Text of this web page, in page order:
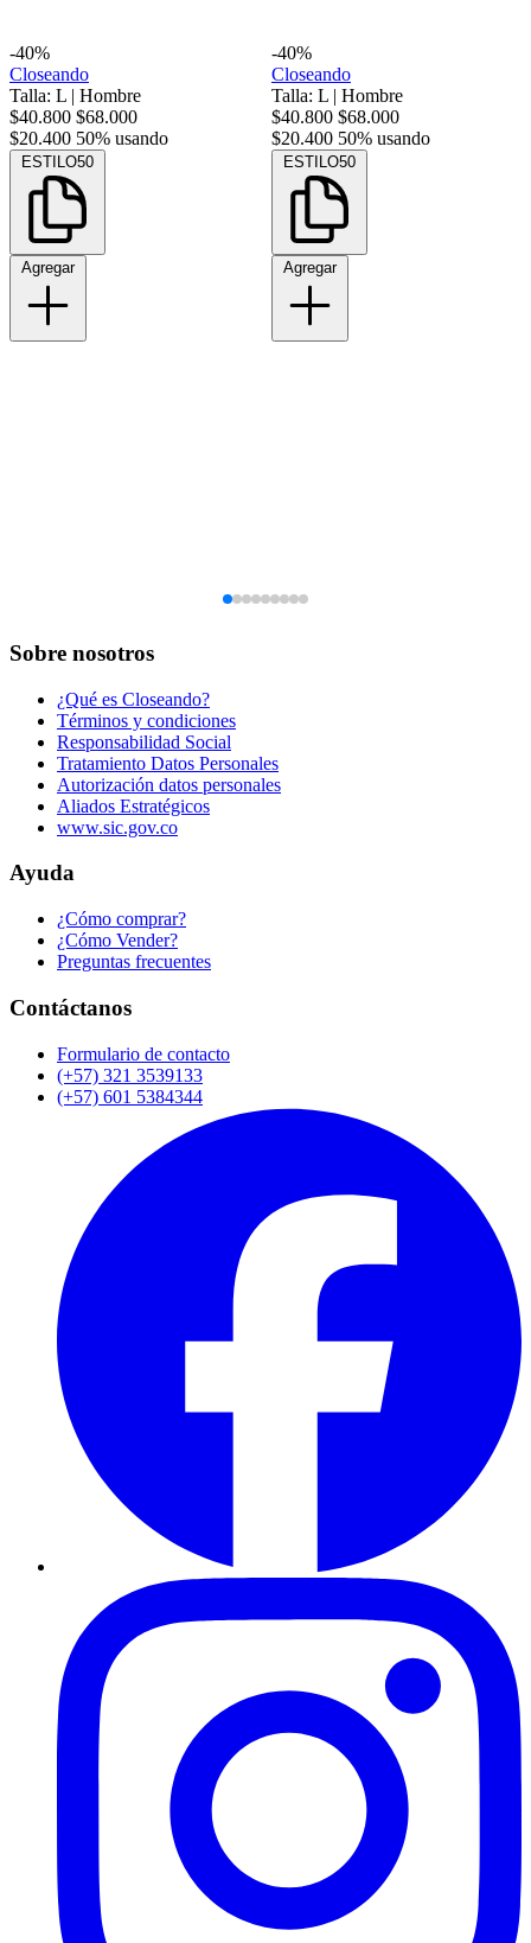
-40%
Closeando
Talla: L | Hombre
$40.800 $68.000
$20.400 50% usando
ESTILO50
Agregar
-40%
Closeando
Talla: L | Hombre
$40.800 $68.000
$20.400 50% usando
ESTILO50
Agregar
Sobre nosotros
¿Qué es Closeando?
Términos y condiciones
Responsabilidad Social
Tratamiento Datos Personales
Autorización datos personales
Aliados Estratégicos
www.sic.gov.co
Ayuda
¿Cómo comprar?
¿Cómo Vender?
Preguntas frecuentes
Contáctanos
Formulario de contacto
(+57) 321 3539133
(+57) 601 5384344